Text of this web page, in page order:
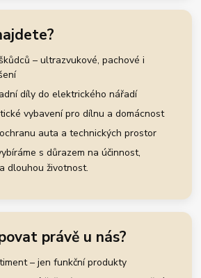
– ultrazvukové, pachové i
díly do elektrického nářadí
vybavení pro dílnu a domácnost
auta a technických prostor
s důrazem na účinnost,
dlouhou životnost.
právě u nás?
– jen funkční produkty